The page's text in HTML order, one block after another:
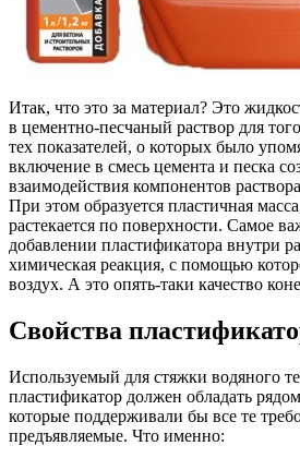
Итак, что это за материал? Это
в цементно-песчаный раствор для
тех показателей, о которых было
включение в смесь цемента и песка
взаимодействия компонентов
При этом образуется пластичная
растекается по поверхности. Самое
добавлении пластификатора внутри
химическая реакция, с помощью
воздух. А это опять-таки качество
Свойства
Используемый для стяжки водяного
пластификатор должен обладать
которые поддерживали бы все те
предъявляемые. Что именно: